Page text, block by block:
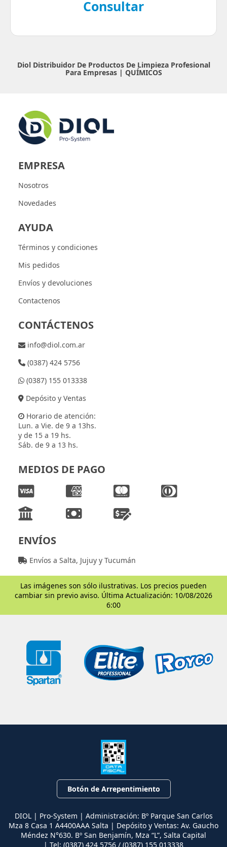
Consultar
Diol Distribuidor De Productos De Limpieza Profesional
Para Empresas | QUÍMICOS
EMPRESA
Nosotros
Novedades
AYUDA
Términos y condiciones
Mis pedidos
Envíos y devoluciones
Contactenos
CONTÁCTENOS
info@diol.com.ar
(0387) 424 5756
(0387) 155 013338
Depósito y Ventas
Horario de atención:
Lun. a Vie. de 9 a 13hs.
y de 15 a 19 hs.
Sáb. de 9 a 13 hs.
MEDIOS DE PAGO
ENVÍOS
Envíos a Salta, Jujuy y Tucumán
Las imágenes son sólo ilustrativas. Los precios pueden
cambiar sin previo aviso. Última Actualización: 10/08/2026
6:00
Botón de Arrepentimiento
DIOL | Pro-System | Administración: Bº Parque San Carlos
Mza 8 Casa 1 A4400AAA Salta | Depósito y Ventas: Av. Gaucho
Méndez N°630. Bº San Benjamín, Mza “L”, Salta Capital
| Tel: (0387) 424 5756 / (0387) 155 013338